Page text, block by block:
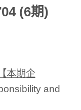
(6期)
本期企
and